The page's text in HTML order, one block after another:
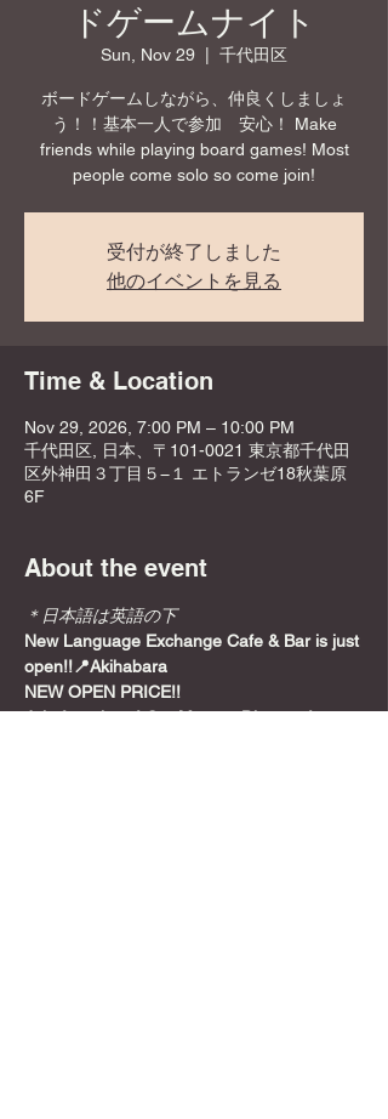
ドゲームナイト
Sun, Nov 29 千代田区
ボードゲームしながら、仲良くしましょ
う！！基本一人で参加 安心！ Make
friends while playing board games! Most
people come solo so come join!
受付が終了しました
他のイベントを見る
Time & Location
Nov 29, 2026, 7:00 PM – 10:00 PM
千代田区, 日本、〒101-0021 東京都千代田
区外神田３丁目５−１ エトランゼ18秋葉原
6F
About the event
＊日本語は英語の下
New Language Exchange Cafe & Bar is just
open!!📍Akihabara
NEW OPEN PRICE!!
Join from here! Get Meetup Discount!